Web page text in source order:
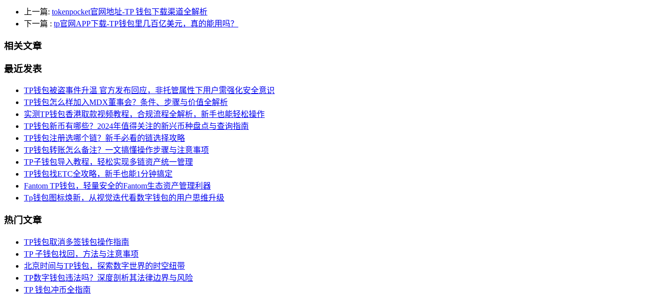
上一篇: tokenpocket官网地址-TP 钱包下载渠道全解析
下一篇 : tp官网APP下载-TP钱包里几百亿美元，真的能用吗？
相关文章
最近发表
TP钱包被盗事件升温 官方发布回应，非托管属性下用户需强化安全意识
TP钱包怎么样加入MDX董事会？条件、步骤与价值全解析
实测TP钱包香港取款视频教程，合规流程全解析，新手也能轻松操作
TP钱包新币有哪些？2024年值得关注的新兴币种盘点与查询指南
TP钱包注册选哪个链？新手必看的链选择攻略
TP钱包转账怎么备注？一文搞懂操作步骤与注意事项
TP子钱包导入教程，轻松实现多链资产统一管理
TP钱包找ETC全攻略，新手也能1分钟搞定
Fantom TP钱包，轻量安全的Fantom生态资产管理利器
Tp钱包图标焕新，从视觉迭代看数字钱包的用户思维升级
热门文章
TP钱包取消多签钱包操作指南
TP 子钱包找回，方法与注意事项
北京时间与TP钱包，探索数字世界的时空纽带
TP数字钱包违法吗？深度剖析其法律边界与风险
TP 钱包冲币全指南